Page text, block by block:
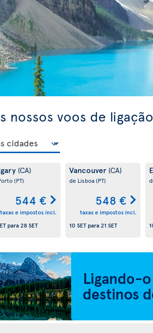
nossos voos de
(CA)
(PT)
544 €
taxas e impostos incl.
para28 SET
Vancouver (CA)
de Lisboa(PT)
548 €
taxas e impostos incl.
10 SETpara21 SET